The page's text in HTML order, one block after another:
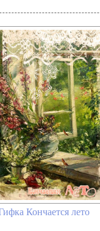
Кончается лето